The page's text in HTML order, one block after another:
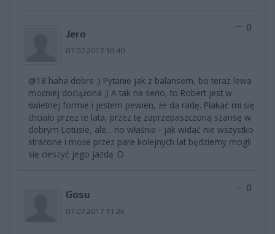
Jero
07.07.2017 10:40
0
@18 haha dobre :) Pytanie jak z balansem, bo teraz lewa
mocniej dociążona ;) A tak na serio, to Robert jest w
świetnej formie i jestem pewien, że da radę. Płakać mi się
chciało przez te lata, przez tę zaprzepaszczoną szansę w
dobrym Lotusie, ale... no właśnie - jak widać nie wszystko
stracone i może przez pare kolejnych lat będziemy mogli
się cieszyć jego jazdą :D
Gosu
07.07.2017 11:26
0